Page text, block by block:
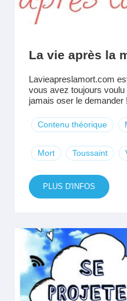
La vie après la
Lavieapreslamort.com
vous avez toujours
jamais oser le demander
Contenu théorique
Mort Toussaint
PLUS D'INFOS